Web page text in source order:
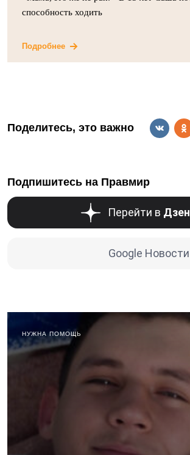
способность ходить
Подробнее
Поделитесь, это важно
Подпишитесь на Правмир
Перейти в Дзен
Google Новости
НУЖНА ПОМОЩЬ